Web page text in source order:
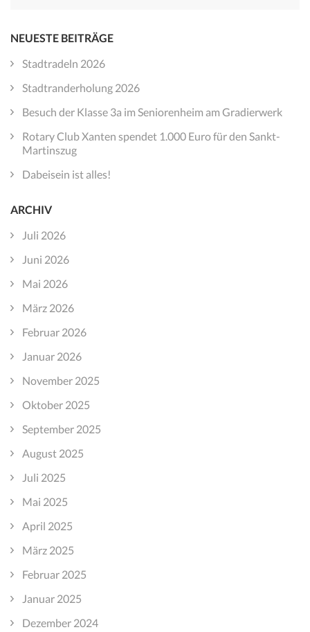
NEUESTE BEITRÄGE
Stadtradeln 2026
Stadtranderholung 2026
Besuch der Klasse 3a im Seniorenheim am Gradierwerk
Rotary Club Xanten spendet 1.000 Euro für den Sankt-
Martinszug
Dabeisein ist alles!
ARCHIV
Juli 2026
Juni 2026
Mai 2026
März 2026
Februar 2026
Januar 2026
November 2025
Oktober 2025
September 2025
August 2025
Juli 2025
Mai 2025
April 2025
März 2025
Februar 2025
Januar 2025
Dezember 2024